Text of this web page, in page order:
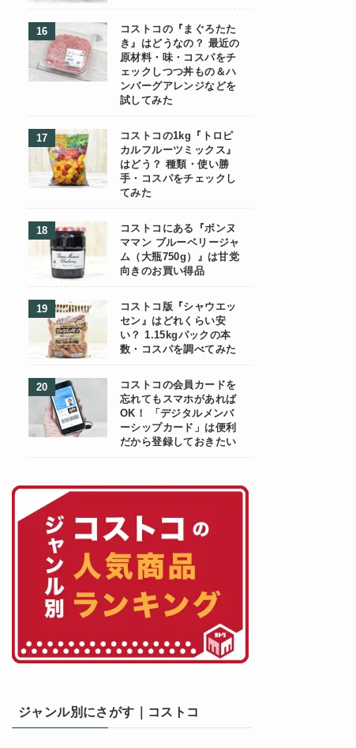
コストコの『まぐろたた
き』はどうなの？ 最近の
原材料・味・コスパをチ
ェックしつつ丼もの＆ハ
ンバーグアレンジなどを
試してみた
コストコの1kg『トロピ
カルフルーツミックス』
はどう？ 種類・使い勝
手・コスパをチェックし
てみた
コストコにある『ボンヌ
ママン ブルーベリージャ
ム（大瓶750g）』は甘党
向きのお買い得品
コストコ版『シャウエッ
セン』はどれくらい安
い？ 1.15kgパックの本
数・コスパを調べてみた
コストコの会員カードを
忘れてもスマホがあれば
OK！ 「デジタルメンバ
ーシップカード」は便利
だから登録しておきたい
ジャンル別にさがす｜コストコ